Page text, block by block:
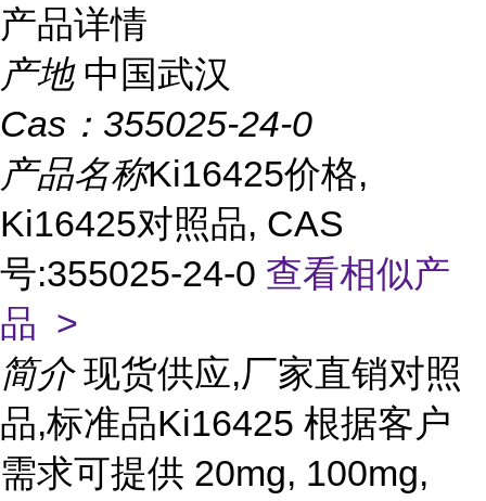
产品详情
产地 中国武汉
Cas： 355025-24-0
产品名称Ki16425价格,
Ki16425对照品, CAS
号:355025-24-0 查看相似产
品 >
简介 现货供应,厂家直销对照
品,标准品Ki16425 根据客户
需求可提供 20mg, 100mg,